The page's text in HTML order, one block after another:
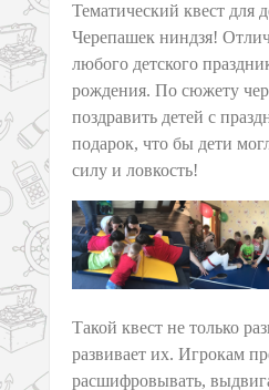
Тематический квест для
Черепашек ниндзя!
любого детского
рождения. По сюжету
поздравить детей с
подарок, что бы дети
силу и ловкость!
Такой квест не только
развивает их. Игрокам
расшифровывать,